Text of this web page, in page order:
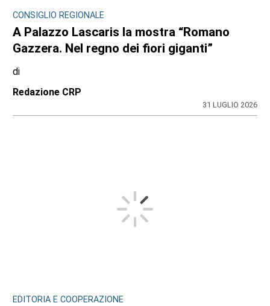
CONSIGLIO REGIONALE
A Palazzo Lascaris la mostra “Romano
Gazzera. Nel regno dei fiori giganti”
di
Redazione CRP
31 LUGLIO 2026
EDITORIA E COOPERAZIONE